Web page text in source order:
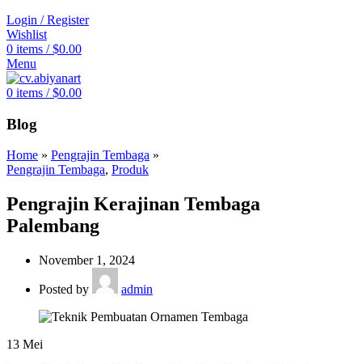
Login / Register
Wishlist
0 items / $0.00
Menu
0 items / $0.00
Blog
Home » Pengrajin Tembaga »
Pengrajin Tembaga, Produk
Pengrajin Kerajinan Tembaga
Palembang
November 1, 2024
Posted by admin
13 Mei